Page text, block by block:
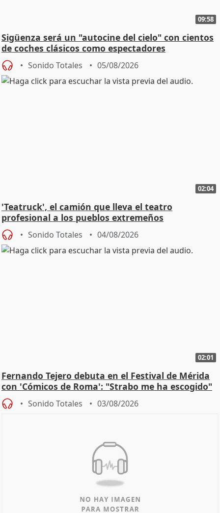
09:58
Sigüenza será un "autocine del cielo" con cientos
de coches clásicos como espectadores
Sonido Totales 05/08/2026
02:04
'Teatruck', el camión que lleva el teatro
profesional a los pueblos extremeños
Sonido Totales 04/08/2026
02:01
Fernando Tejero debuta en el Festival de Mérida
con 'Cómicos de Roma': "Strabo me ha escogido"
Sonido Totales 03/08/2026